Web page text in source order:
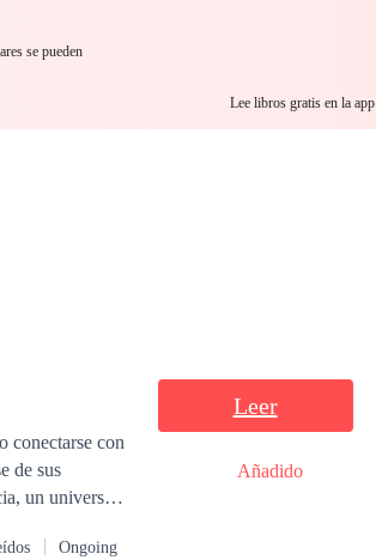
se pueden
Lee libros gratis en la app
conectarse con
de sus
un universo
quedarse, si
Ongoing
Leer
Añadido